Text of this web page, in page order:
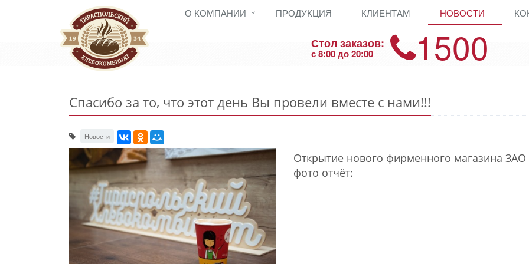
Стол заказов:
с 8:00 до 20:00 1500
О КОМПАНИИ ПРОДУКЦИЯ КЛИЕНТАМ НОВОСТИ
Спасибо за то, что этот день Вы провели вместе с нами!!!
Новости
Открытие нового фирменного магазина
фото отчёт: